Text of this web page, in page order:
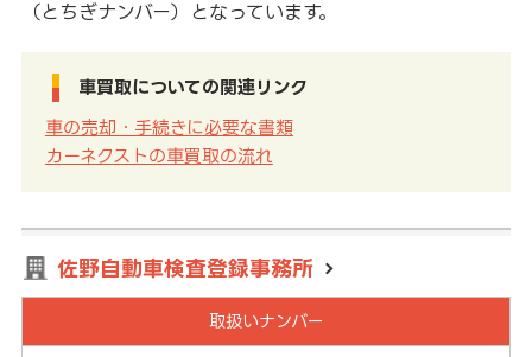
（とちぎナンバー）となっています。
車買取についての関連リンク
車の売却・手続きに必要な書類
カーネクストの車買取の流れ
佐野自動車検査登録事務所
取扱いナンバー